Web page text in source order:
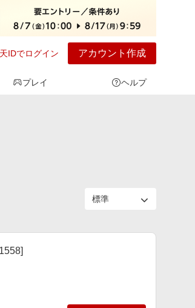
IDでログイン アカウント作成
プレイ ヘルプ